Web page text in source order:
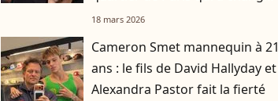
du tout au tout
18 mars 2026
Cameron Smet mannequin à 21
ans : le fils de David Hallyday et
Alexandra Pastor fait la fierté